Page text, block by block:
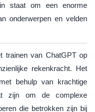
staat om een ​​enorme
onderwerpen en velden
trainen van ChatGPT op
rekenkracht. Het
behulp van krachtige
zijn om de complexe
die betrokken zijn bij